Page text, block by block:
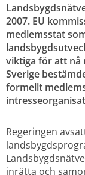
2007. EU
medlemsstat
viktiga för att nå
Sverige
formellt
Regeringen
inrätta och